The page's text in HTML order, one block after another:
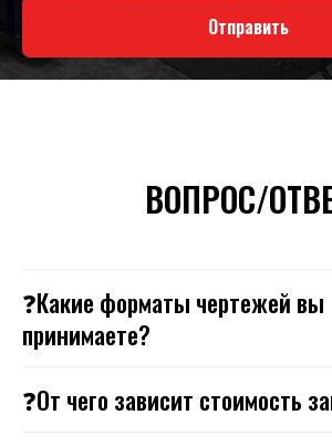
Отправить
ВОПРОС/
❓Какие форматы чертежей вы
принимаете?
❓От чего зависит стоимость